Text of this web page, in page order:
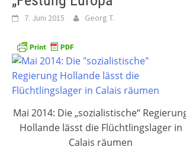
7. Juni 2015 Georg T.
Mai 2014: Die „sozialistische“
Hollande lässt die Flüchtlingslager in
Calais räumen